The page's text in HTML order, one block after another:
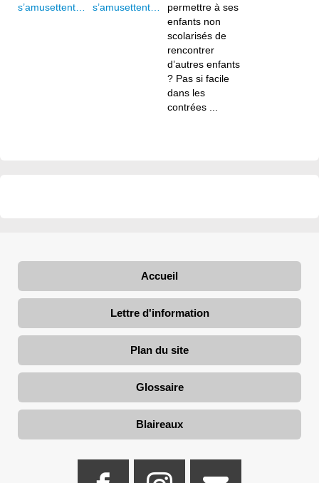
s’amusettent…
permettre à ses
enfants non
scolarisés de
rencontrer
d’autres enfants
? Pas si facile
dans les
contrées ...
Accueil
Lettre d'information
Plan du site
Glossaire
Blaireaux